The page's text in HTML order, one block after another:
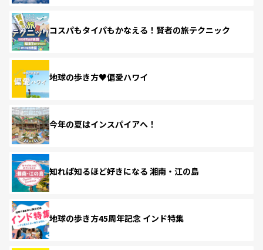
コスパもタイパもかなえる！賢者の旅テクニック
地球の歩き方♥偏愛ハワイ
今年の夏はインスパイアへ！
知れば知るほど好きになる 湘南・江の島
地球の歩き方45周年記念 インド特集